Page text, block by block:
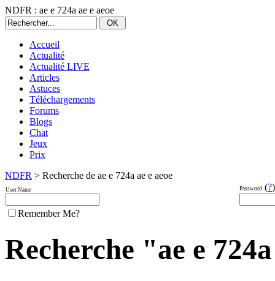
NDFR : ae e 724a ae e aeoe
Accueil
Actualité
Actualité LIVE
Articles
Astuces
Téléchargements
Forums
Blogs
Chat
Jeux
Prix
NDFR > Recherche de ae e 724a ae e aeoe
User Name Password (?)
Remember Me?
Recherche "ae e